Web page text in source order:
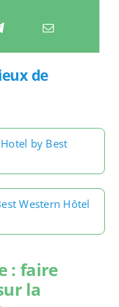
de
by Best
Western Hôtel
: faire
la